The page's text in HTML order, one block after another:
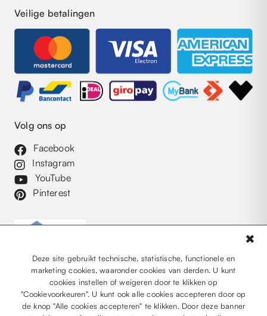
Veilige betalingen
Volg ons op
Facebook
Instagram
YouTube
Pinterest
Deze site gebruikt technische, statistische, functionele en
marketing cookies, waaronder cookies van derden. U kunt
cookies instellen of weigeren door te klikken op
"Cookievoorkeuren". U kunt ook alle cookies accepteren door op
de knop "Alle cookies accepteren" te klikken. Door deze banner
✖